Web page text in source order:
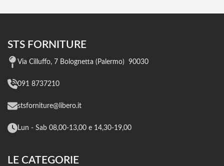
STS FORNITURE
Via Cilluffo, 7 Bolognetta (Palermo) 90030
091 8737210
stsforniture@libero.it
Lun - Sab 08,00-13,00 e 14,30-19,00
LE CATEGORIE